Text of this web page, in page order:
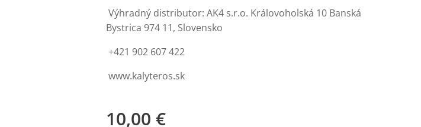
Výhradný distributor: AK4 s.r.o. Královoholská 10 Banská
Bystrica 974 11, Slovensko
+421 902 607 422
www.kalyteros.sk
10,00 €